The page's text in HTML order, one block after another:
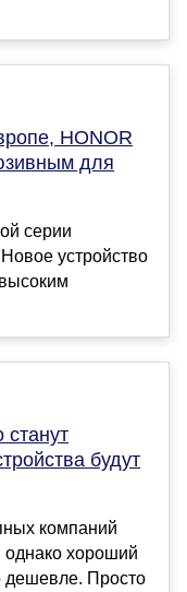
HONOR
для
серии
устройство
станут
будут
компаний
однако хороший
дешевле. Просто